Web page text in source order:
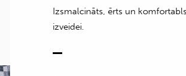
Izsmalcināts, ērts un
izveidei.